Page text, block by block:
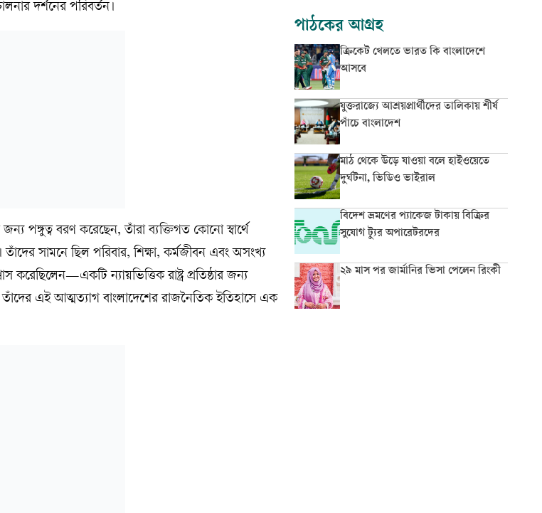
দর্শনের পরিবর্তন।
পঙ্গুত্ব বরণ করেছেন, তাঁরা ব্যক্তিগত কোনো স্বার্থে
সামনে ছিল পরিবার, শিক্ষা, কর্মজীবন এবং অসংখ্য
করেছিলেন—একটি ন্যায়ভিত্তিক রাষ্ট্র প্রতিষ্ঠার জন্য
এই আত্মত্যাগ বাংলাদেশের রাজনৈতিক ইতিহাসে এক
পাঠকের আগ্রহ
ক্রিকেট খেলতে ভারত কি বাংলাদেশে
আসবে
যুক্তরাজ্যে আশ্রয়প্রার্থীদের তালিকায় শীর্ষ
পাঁচে বাংলাদেশ
মাঠ থেকে উড়ে যাওয়া বলে হাইওয়েতে
দুর্ঘটনা, ভিডিও ভাইরাল
বিদেশ ভ্রমণের প্যাকেজ টাকায় বিক্রির
সুযোগ ট্যুর অপারেটরদের
২৯ মাস পর জার্মানির ভিসা পেলেন রিংকী